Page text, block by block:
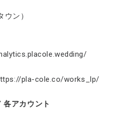
ン）
pla-cole.co/works_lp/
アカウント